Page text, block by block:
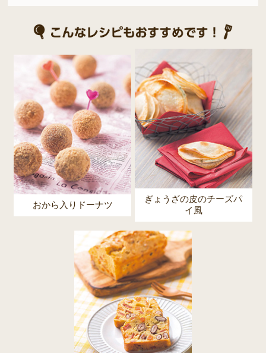
おから入りドーナツ
ぎょうざの皮のチーズパ
イ風